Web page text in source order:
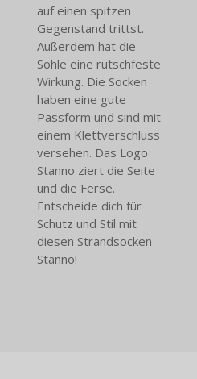
auf einen spitzen
Gegenstand trittst.
Außerdem hat die
Sohle eine rutschfeste
Wirkung. Die Socken
haben eine gute
Passform und sind mit
einem Klettverschluss
versehen. Das Logo
Stanno ziert die Seite
und die Ferse.
Entscheide dich für
Schutz und Stil mit
diesen Strandsocken
Stanno!